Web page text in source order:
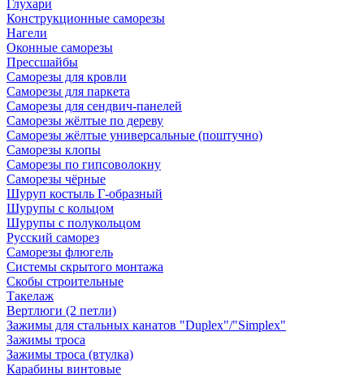
Глухари
Конструкционные саморезы
Нагели
Оконные саморезы
Прессшайбы
Саморезы для кровли
Саморезы для паркета
Саморезы для сендвич-панелей
Саморезы жёлтые по дереву
Саморезы жёлтые универсальные (поштучно)
Саморезы клопы
Саморезы по гипсоволокну
Саморезы чёрные
Шуруп костыль Г-образный
Шурупы с кольцом
Шурупы с полукольцом
Русский саморез
Саморезы флюгель
Системы скрытого монтажа
Скобы строительные
Такелаж
Вертлюги (2 петли)
Зажимы для стальных канатов "Duplex"/"Simplex"
Зажимы троса
Зажимы троса (втулка)
Карабины винтовые